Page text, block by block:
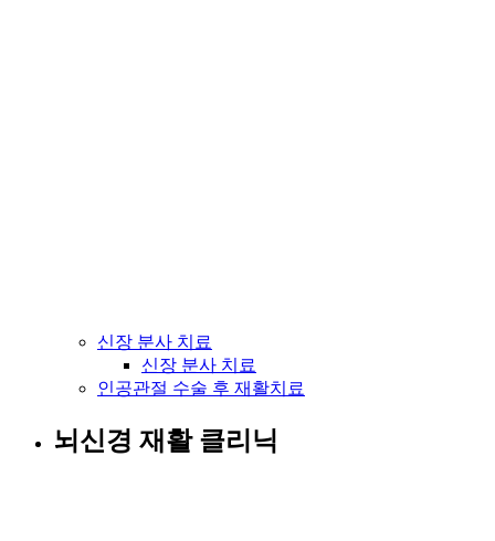
신장 분사 치료
신장 분사 치료
인공관절 수술 후 재활치료
뇌신경 재활 클리닉